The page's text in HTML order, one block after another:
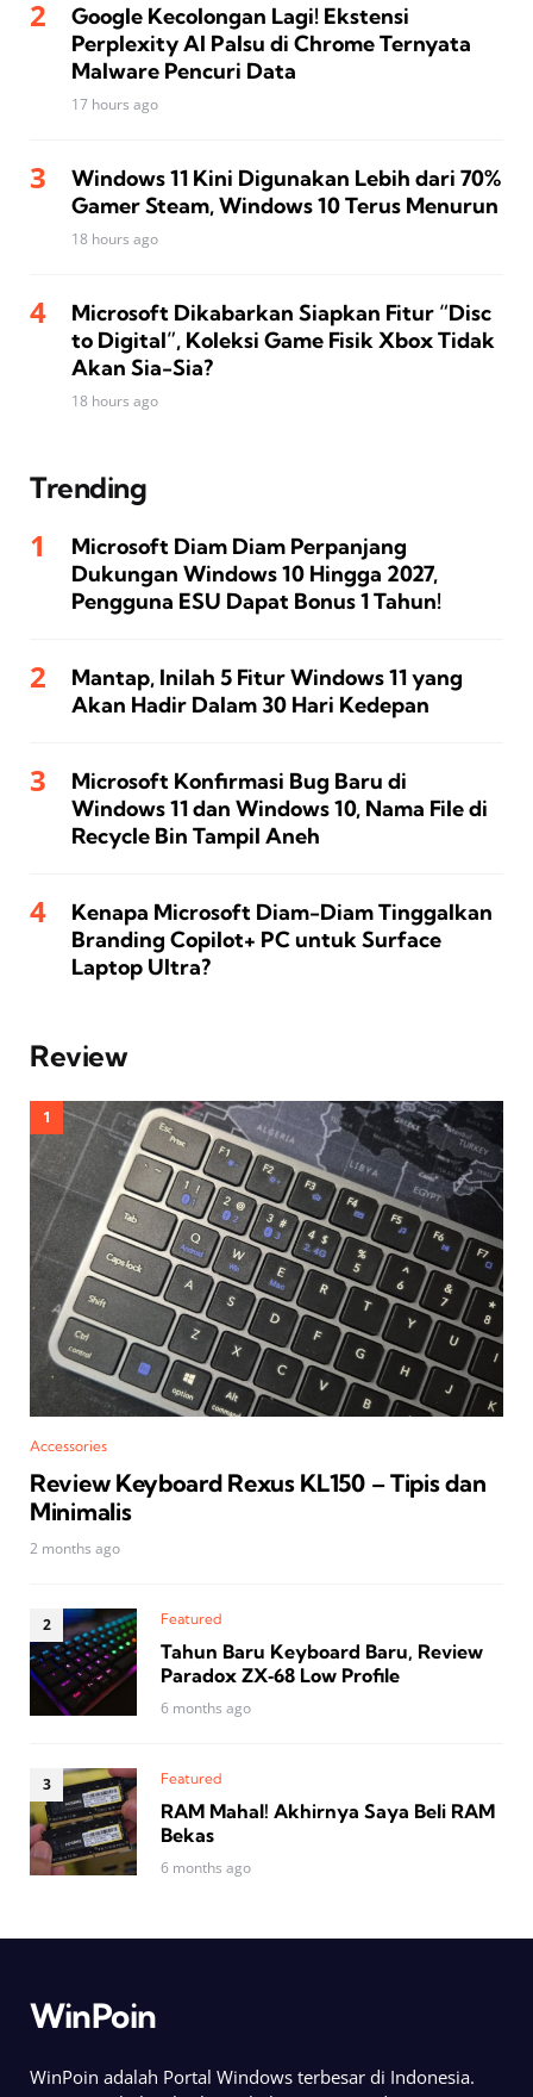
Google Kecolongan Lagi! Ekstensi
Perplexity AI Palsu di Chrome Ternyata
Malware Pencuri Data
17 hours ago
Windows 11 Kini Digunakan Lebih dari 70%
Gamer Steam, Windows 10 Terus Menurun
18 hours ago
Microsoft Dikabarkan Siapkan Fitur “Disc
to Digital”, Koleksi Game Fisik Xbox Tidak
Akan Sia-Sia?
18 hours ago
Trending
Microsoft Diam Diam Perpanjang
Dukungan Windows 10 Hingga 2027,
Pengguna ESU Dapat Bonus 1 Tahun!
Mantap, Inilah 5 Fitur Windows 11 yang
Akan Hadir Dalam 30 Hari Kedepan
Microsoft Konfirmasi Bug Baru di
Windows 11 dan Windows 10, Nama File di
Recycle Bin Tampil Aneh
Kenapa Microsoft Diam-Diam Tinggalkan
Branding Copilot+ PC untuk Surface
Laptop Ultra?
Review
Accessories
Review Keyboard Rexus KL150 – Tipis dan
Minimalis
2 months ago
Featured
Tahun Baru Keyboard Baru, Review
Paradox ZX‑68 Low Profile
6 months ago
Featured
RAM Mahal! Akhirnya Saya Beli RAM
Bekas
6 months ago
WinPoin
WinPoin adalah Portal Windows terbesar di Indonesia.